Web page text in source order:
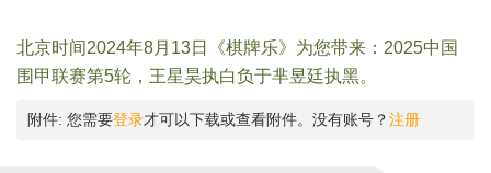
北京时间2024年8月13日《棋牌乐》为您带来：2025中国
围甲联赛第5轮，王星昊执白负于芈昱廷执黑。
附件: 您需要登录才可以下载或查看附件。没有账号？注册